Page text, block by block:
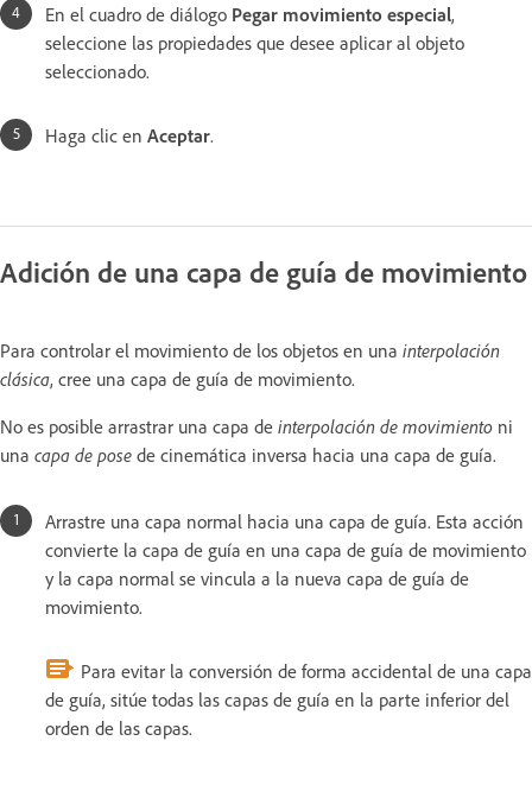
En el cuadro de diálogo Pegar movimiento especial,
seleccione las propiedades que desee aplicar al objeto
seleccionado.
Haga clic en Aceptar.
Adición de una capa de guía de movimiento
Para controlar el movimiento de los objetos en una interpolación
clásica, cree una capa de guía de movimiento.
No es posible arrastrar una capa de interpolación de movimiento ni
una capa de pose de cinemática inversa hacia una capa de guía.
Arrastre una capa normal hacia una capa de guía. Esta acción
convierte la capa de guía en una capa de guía de movimiento
y la capa normal se vincula a la nueva capa de guía de
movimiento.
Para evitar la conversión de forma accidental de una capa
de guía, sitúe todas las capas de guía en la parte inferior del
orden de las capas.